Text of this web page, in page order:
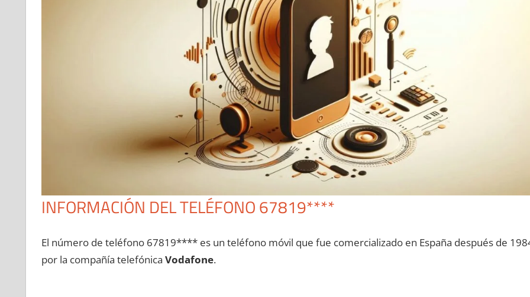
INFORMACIÓN DEL TELÉFONO 67819****
El número dе teléfono 67819**** es un teléfono móvil quе fue comercializado en España después dе
pοr la compañía telefónica Vodafone.